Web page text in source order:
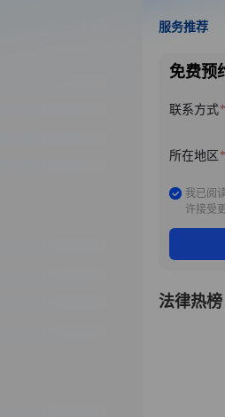
服务推荐
免费预
联系方式
所在地区
我已阅
许接受
法律热榜